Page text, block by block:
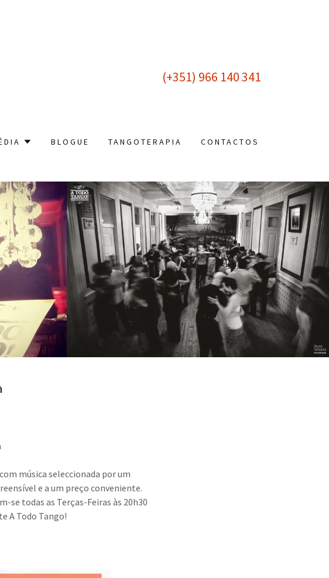
(+351) 966 140 341
BLOGUE TANGOTERAPIA CONTACTOS
música seleccionada por um
e a um preço conveniente.
se todas as Terças-Feiras às 20h30
A Todo Tango!